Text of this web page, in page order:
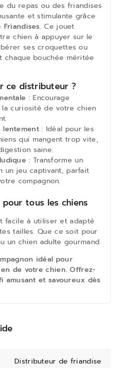
du repas ou des friandises
et stimulante grâce
. Ce jouet
chien à appuyer sur le
ses croquettes ou
chaque bouchée méritée
ce distributeur ?
: Encourage
curiosité de votre chien
lentement: Idéal pour les
qui mangent trop vite,
saine.
: Transforme un
un jeu captivant, parfait
compagnon.
tous les chiens
facile à utiliser et adapté
tailles. Que ce soit pour
un chien adulte gourmand.
idéal pour
de votre chien. Offrez-
amusant et savoureux dès
Distributeur de friandise